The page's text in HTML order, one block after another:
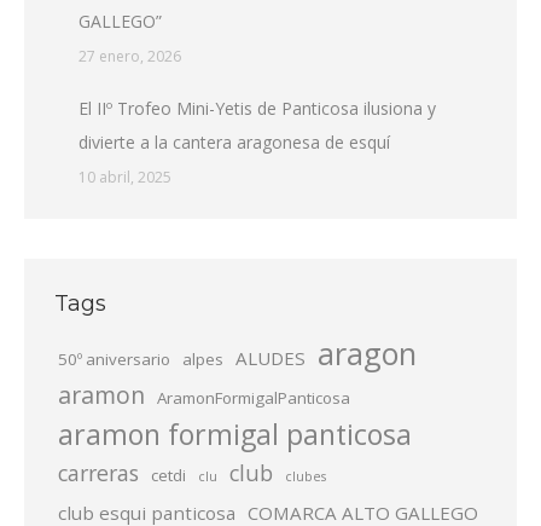
GALLEGO”
27 enero, 2026
El IIº Trofeo Mini-Yetis de Panticosa ilusiona y
divierte a la cantera aragonesa de esquí
10 abril, 2025
Tags
50º aniversario alpes ALUDES aragon
aramon AramonFormigalPanticosa
aramon formigal panticosa
carreras cetdi clu club clubes
club esqui panticosa COMARCA ALTO GALLEGO